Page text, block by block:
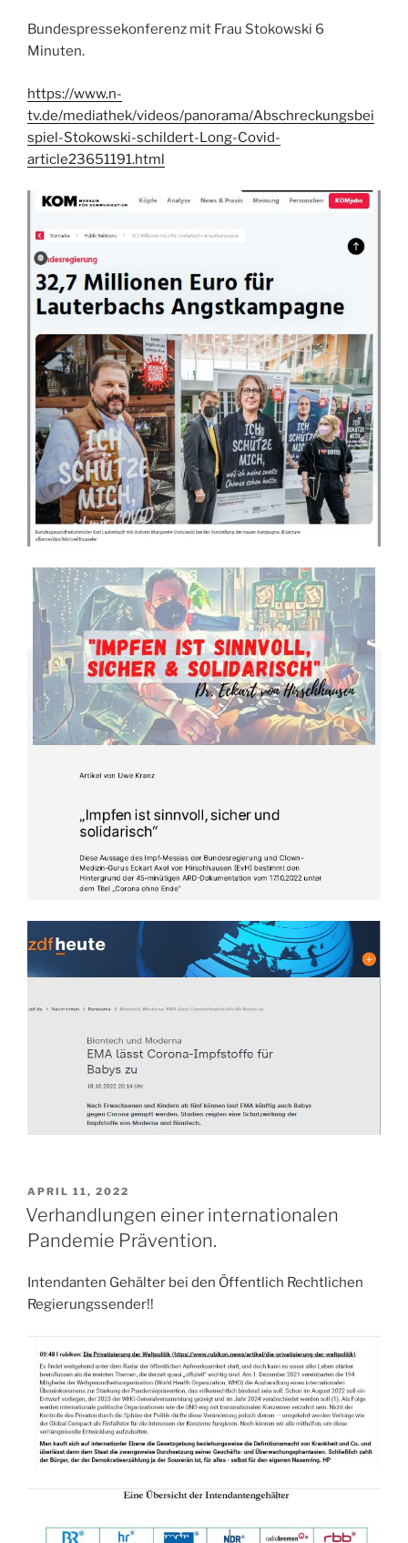
Bundespressekonferenz mit Frau Stokowski 6
Minuten.
https://www.n-
tv.de/mediathek/videos/panorama/Abschreckungsbei
spiel-Stokowski-schildert-Long-Covid-
article23651191.html
VERÖFFENTLICHT
AM
APRIL 11, 2022
Verhandlungen einer internationalen
Pandemie Prävention.
Intendanten Gehälter bei den Öffentlich Rechtlichen
Regierungssender!!